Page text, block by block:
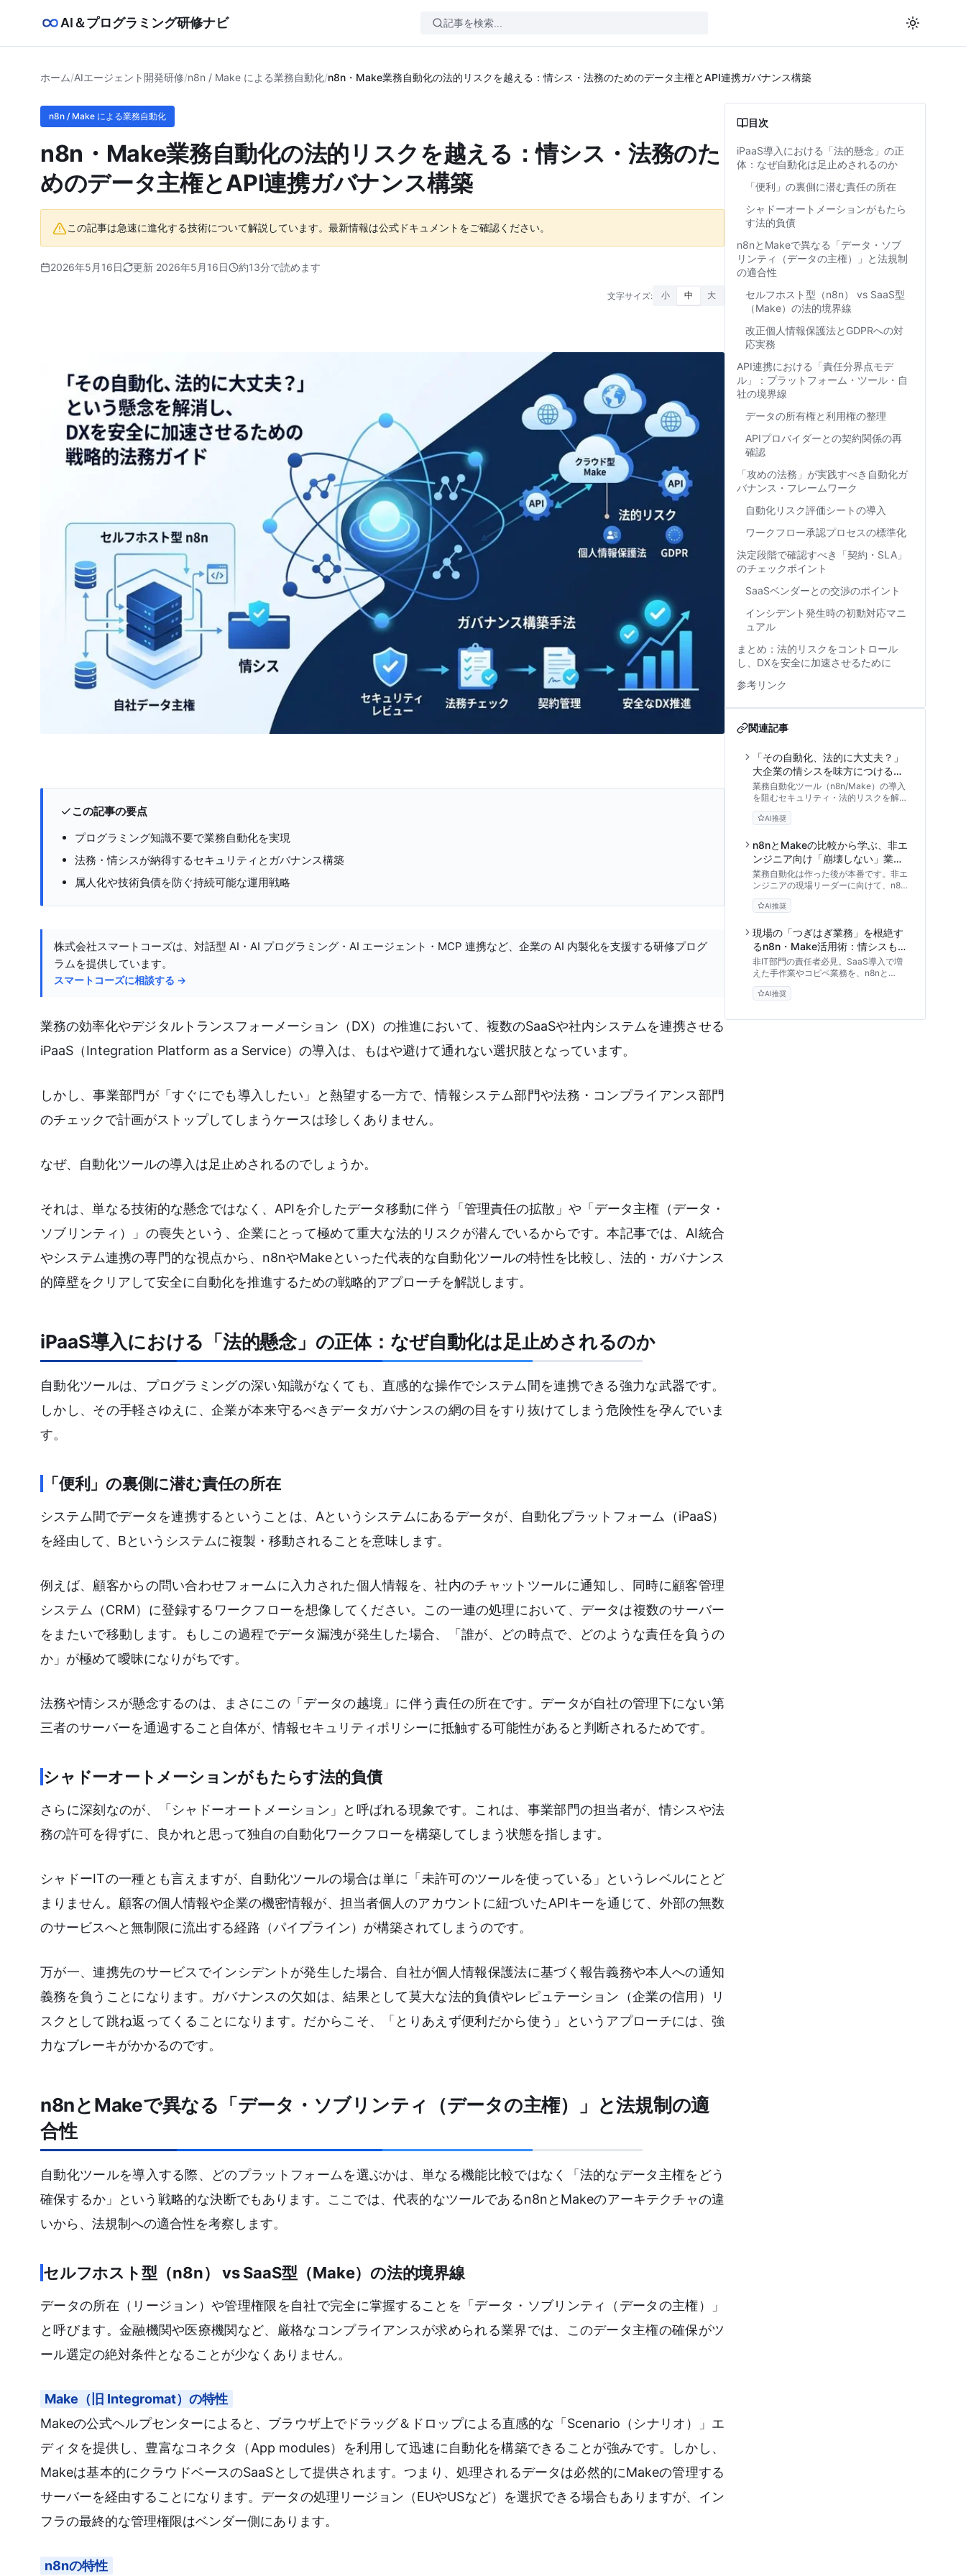
AI＆プログラミング研修ナビ
ホーム/AIエージェント開発研修/n8n / Make による業務自動化/n8n・Make業務自動化の法的リスクを越える：情シス・法務のためのデータ主権とAPI連携ガバナンス構築
n8n / Make による業務自動化
n8n・Make業務自動化の法的リスクを越える：情シス・法務のた
めのデータ主権とAPI連携ガバナンス構築
この記事は急速に進化する技術について解説しています。最新情報は公式ドキュメントをご確認ください。
2026年5月16日 更新 2026年5月16日 約13分で読めます
文字サイズ: 小 中 大
この記事の要点
プログラミング知識不要で業務自動化を実現
法務・情シスが納得するセキュリティとガバナンス構築
属人化や技術負債を防ぐ持続可能な運用戦略
株式会社スマートコーズは、対話型 AI・AI プログラミング・AI エージェント・MCP 連携など、企業の AI 内製化を支援する研修プログ
ラムを提供しています。
スマートコーズに相談する →
業務の効率化やデジタルトランスフォーメーション（DX）の推進において、複数のSaaSや社内システムを連携させる
iPaaS（Integration Platform as a Service）の導入は、もはや避けて通れない選択肢となっています。
しかし、事業部門が「すぐにでも導入したい」と熱望する一方で、情報システム部門や法務・コンプライアンス部門
のチェックで計画がストップしてしまうケースは珍しくありません。
なぜ、自動化ツールの導入は足止めされるのでしょうか。
それは、単なる技術的な懸念ではなく、APIを介したデータ移動に伴う「管理責任の拡散」や「データ主権（データ・
ソブリンティ）」の喪失という、企業にとって極めて重大な法的リスクが潜んでいるからです。本記事では、AI統合
やシステム連携の専門的な視点から、n8nやMakeといった代表的な自動化ツールの特性を比較し、法的・ガバナンス
的障壁をクリアして安全に自動化を推進するための戦略的アプローチを解説します。
iPaaS導入における「法的懸念」の正体：なぜ自動化は足止めされるのか
自動化ツールは、プログラミングの深い知識がなくても、直感的な操作でシステム間を連携できる強力な武器です。
しかし、その手軽さゆえに、企業が本来守るべきデータガバナンスの網の目をすり抜けてしまう危険性を孕んでいま
す。
「便利」の裏側に潜む責任の所在
システム間でデータを連携するということは、Aというシステムにあるデータが、自動化プラットフォーム（iPaaS）
を経由して、Bというシステムに複製・移動されることを意味します。
例えば、顧客からの問い合わせフォームに入力された個人情報を、社内のチャットツールに通知し、同時に顧客管理
システム（CRM）に登録するワークフローを想像してください。この一連の処理において、データは複数のサーバー
をまたいで移動します。もしこの過程でデータ漏洩が発生した場合、「誰が、どの時点で、どのような責任を負うの
か」が極めて曖昧になりがちです。
法務や情シスが懸念するのは、まさにこの「データの越境」に伴う責任の所在です。データが自社の管理下にない第
三者のサーバーを通過すること自体が、情報セキュリティポリシーに抵触する可能性があると判断されるためです。
シャドーオートメーションがもたらす法的負債
さらに深刻なのが、「シャドーオートメーション」と呼ばれる現象です。これは、事業部門の担当者が、情シスや法
務の許可を得ずに、良かれと思って独自の自動化ワークフローを構築してしまう状態を指します。
シャドーITの一種とも言えますが、自動化ツールの場合は単に「未許可のツールを使っている」というレベルにとど
まりません。顧客の個人情報や企業の機密情報が、担当者個人のアカウントに紐づいたAPIキーを通じて、外部の無数
のサービスへと無制限に流出する経路（パイプライン）が構築されてしまうのです。
万が一、連携先のサービスでインシデントが発生した場合、自社が個人情報保護法に基づく報告義務や本人への通知
義務を負うことになります。ガバナンスの欠如は、結果として莫大な法的負債やレピュテーション（企業の信用）リ
スクとして跳ね返ってくることになります。だからこそ、「とりあえず便利だから使う」というアプローチには、強
力なブレーキがかかるのです。
n8nとMakeで異なる「データ・ソブリンティ（データの主権）」と法規制の適
合性
自動化ツールを導入する際、どのプラットフォームを選ぶかは、単なる機能比較ではなく「法的なデータ主権をどう
確保するか」という戦略的な決断でもあります。ここでは、代表的なツールであるn8nとMakeのアーキテクチャの違
いから、法規制への適合性を考察します。
セルフホスト型（n8n） vs SaaS型（Make）の法的境界線
データの所在（リージョン）や管理権限を自社で完全に掌握することを「データ・ソブリンティ（データの主権）」
と呼びます。金融機関や医療機関など、厳格なコンプライアンスが求められる業界では、このデータ主権の確保がツ
ール選定の絶対条件となることが少なくありません。
Make（旧 Integromat）の特性
Makeの公式ヘルプセンターによると、ブラウザ上でドラッグ＆ドロップによる直感的な「Scenario（シナリオ）」エ
ディタを提供し、豊富なコネクタ（App modules）を利用して迅速に自動化を構築できることが強みです。しかし、
Makeは基本的にクラウドベースのSaaSとして提供されます。つまり、処理されるデータは必然的にMakeの管理する
サーバーを経由することになります。データの処理リージョン（EUやUSなど）を選択できる場合もありますが、イン
フラの最終的な管理権限はベンダー側にあります。
n8nの特性
目次
iPaaS導入における「法的懸念」の正
体：なぜ自動化は足止めされるのか
「便利」の裏側に潜む責任の所在
シャドーオートメーションがもたら
す法的負債
n8nとMakeで異なる「データ・ソブ
リンティ（データの主権）」と法規制
の適合性
セルフホスト型（n8n） vs SaaS型
（Make）の法的境界線
改正個人情報保護法とGDPRへの対
応実務
API連携における「責任分界点モデ
ル」：プラットフォーム・ツール・自
社の境界線
データの所有権と利用権の整理
APIプロバイダーとの契約関係の再
確認
「攻めの法務」が実践すべき自動化ガ
バナンス・フレームワーク
自動化リスク評価シートの導入
ワークフロー承認プロセスの標準化
決定段階で確認すべき「契約・SLA」
のチェックポイント
SaaSベンダーとの交渉のポイント
インシデント発生時の初動対応マニ
ュアル
まとめ：法的リスクをコントロール
し、DXを安全に加速させるために
参考リンク
関連記事
「その自動化、法的に大丈夫？」
大企業の情シスを味方につける
n8n・Makeコンプライアンス適合
ガイド
業務自動化ツール（n8n/Make）の導入
を阻むセキュリティ・法的リスクを解
消。大企業の法務・情シスが納得するデ
ータガバナンスと社内承認のステップを
AI推奨
n8nとMakeの比較から学ぶ、非エ
ンジニア向け「崩壊しない」業務
自動化の運用ガイド
業務自動化は作った後が本番です。非エ
ンジニアの現場リーダーに向けて、n8n
とMakeの実践的な比較、野良ワークフ
ローを防ぐ運用保守のコツ、そしてリス
家の視点から詳しく解説します。
AI推奨
現場の「つぎはぎ業務」を根絶す
るn8n・Make活用術：情シスも納
得の安全な自動化アプローチ
非IT部門の責任者必見。SaaS導入で増
えた手作業やコピペ業務を、n8nと
Makeを使って安全に自動化する方法を
解説。情シスを説得するためのセキュリ
プなど、現場主導のDXを実現する実践
AI推奨